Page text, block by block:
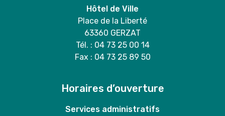
Hôtel de Ville
Place de la Liberté
63360 GERZAT
Tél. : 04 73 25 00 14
Fax : 04 73 25 89 50
Horaires d’ouverture
Services administratifs